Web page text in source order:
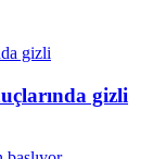
gizli